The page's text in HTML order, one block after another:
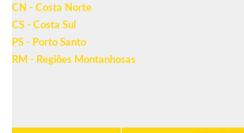
CN - Costa Norte
CS - Costa Sul
PS - Porto Santo
RM - Regiões Montanhosas